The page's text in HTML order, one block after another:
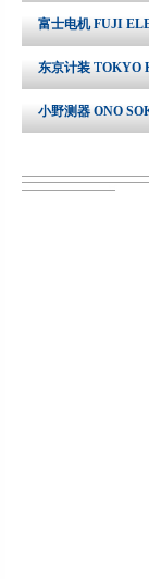
富士电机 FUJI
东京计装 TOKYO
小野测器 ONO